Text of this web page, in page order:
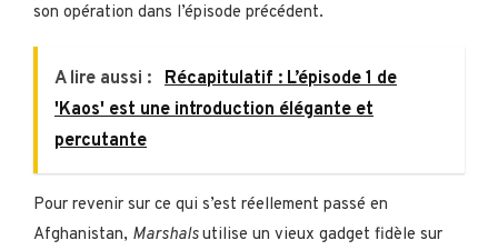
son opération dans l’épisode précédent.
A lire aussi :
Récapitulatif : L’épisode 1 de
'Kaos' est une introduction élégante et
percutante
Pour revenir sur ce qui s’est réellement passé en
Afghanistan, Marshalsutilise un vieux gadget fidèle sur